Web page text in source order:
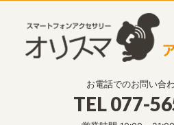
お電話でのお問い合
TEL077-